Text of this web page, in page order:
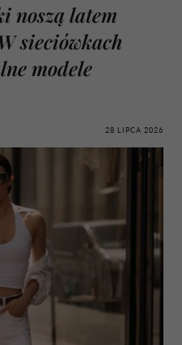
noszą latem
sieciówkach
modele
28 LIPCA 2026